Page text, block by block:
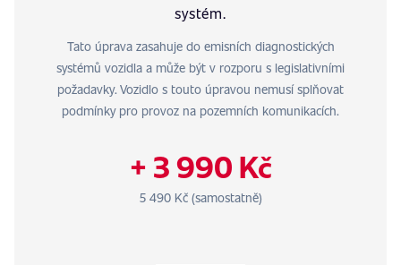
systém.
Tato úprava zasahuje do emisních diagnostických
systémů vozidla a může být v rozporu s legislativními
požadavky. Vozidlo s touto úpravou nemusí splňovat
podmínky pro provoz na pozemních komunikacích.
+ 3 990 Kč
5 490 Kč (samostatně)